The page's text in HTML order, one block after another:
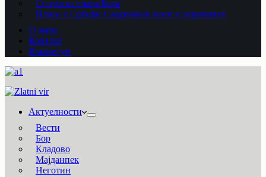
Спортска снага Бора
Власи у Србији: Савремени зивот и идентитет
О нама
Контакт
Импресум
Актуелности
Вести
Бор
Кладово
Мајданпек
Неготин